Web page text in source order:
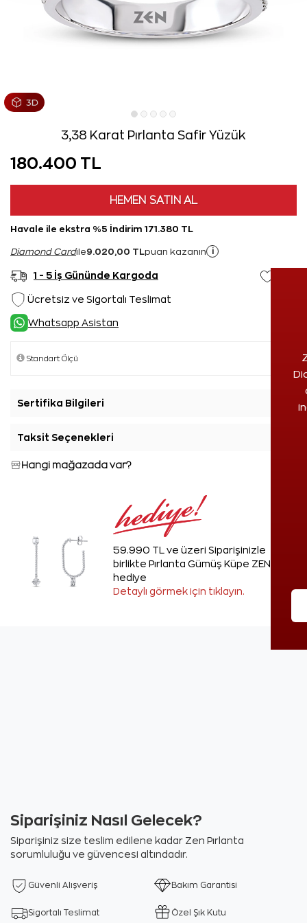
3,38 Karat Pırlanta Safir Yüzük
180.400 TL
HEMEN SATIN AL
Havale ile ekstra %5 İndirim 171.380 TL
Diamond Cardile9.020,00 TL puan kazanın i
1 - 5 İş Gününde Kargoda
Ücretsiz ve Sigortalı Teslimat
Whatsapp Asistan
Sertifika Bilgileri
Taksit Seçenekleri
Hangi mağazada var?
59.990 TL ve üzeri Siparişinizle
birlikte Pırlanta Gümüş Küpe ZEN'den
hediye
Detaylı görmek için tıklayın.
Siparişiniz Nasıl Gelecek?
Siparişiniz size teslim edilene kadar Zen Pırlanta
sorumluluğu ve güvencesi altındadır.
Güvenli Alışveriş Bakım Garantisi
Sigortalı Teslimat Özel Şık Kutu